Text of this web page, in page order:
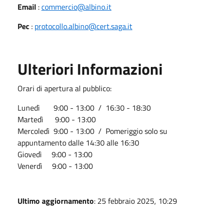
Email :commercio@albino.it
Pec : protocollo.albino@cert.saga.it
Ulteriori Informazioni
Orari di apertura al pubblico:
Lunedì 9:00 - 13:00 / 16:30 - 18:30
Martedì 9:00 - 13:00
Mercoledì 9:00 - 13:00 / Pomeriggio solo su
appuntamento dalle 14:30 alle 16:30
Giovedì 9:00 - 13:00
Venerdì 9:00 - 13:00
Ultimo aggiornamento: 25 febbraio 2025, 10:29